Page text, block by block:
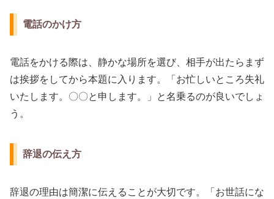
電話のかけ方
電話をかける際は、静かな場所を選び、相手が出たらまず
は挨拶をしてから本題に入ります。「お忙しいところ失礼
いたします。〇〇と申します。」と名乗るのが良いでしょ
う。
辞退の伝え方
辞退の理由は簡潔に伝えることが大切です。「お世話にな